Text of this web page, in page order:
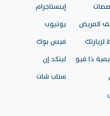
المريض
ذا فيو
إينستاجرام
يوتيوب
فيس بوك
لينكد إن
سناب شات